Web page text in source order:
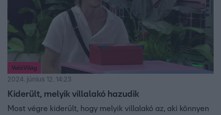
ValóVilág
2024. június 12. 14:23
Kiderült, melyik villalakó hazudik
Most végre kiderült, hogy melyik villalakó az, aki könnyen